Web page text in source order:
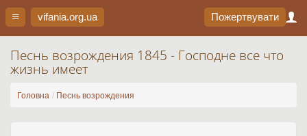
vifania.org.ua Пожертвувати
Песнь возрождения 1845 - Господне все что
жизнь имеет
Головна Песнь возрождения